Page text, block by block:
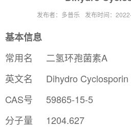
发布者：多普乐 发布时间：
基本信息
常用名
二氢环孢菌素A
英文名
Dihydro Cyclosporin
CAS号
59865-15-5
分子量
1204.627